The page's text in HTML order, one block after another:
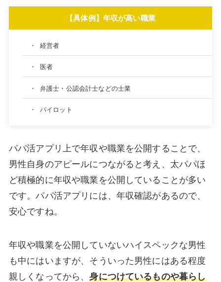
【具体例】年収が高い職業
・ 経営者
・ 医者
・ 弁護士・公認会計士などの士業
・ パイロット
パパ活アプリ上で年収や職業を公開することで、
男性自身のアピールにつながると考え、太パパほ
ど積極的に年収や職業を公開していることが多い
です。パパ活アプリには、年収確認があるので、
安心ですね。
年収や職業を公開していないハイスペックな男性
も中にはいますが、そういった男性にはある程度
親しくなってから、身につけているものや暮らし